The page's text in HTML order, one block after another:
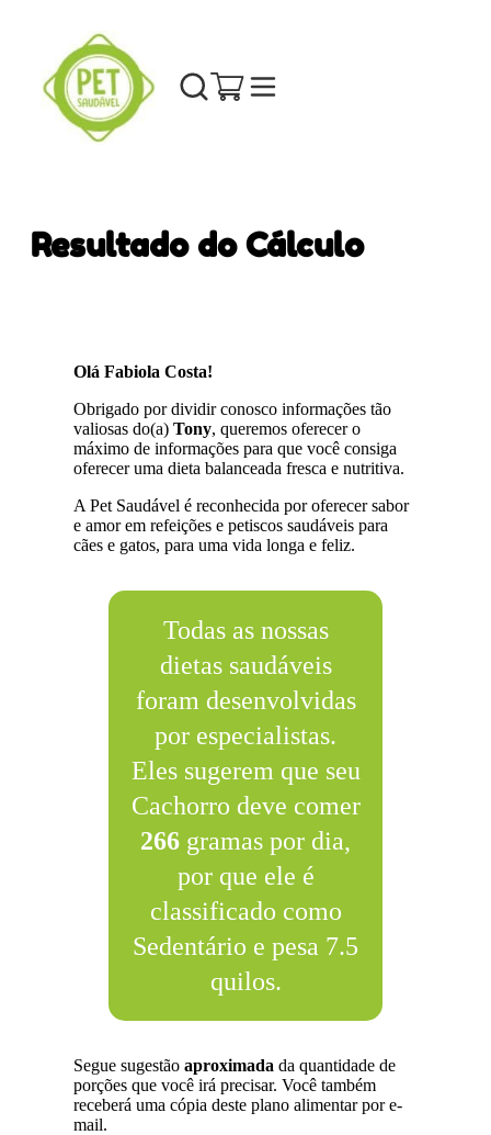
Resultado do Cálculo
Olá Fabiola Costa!
Obrigado por dividir conosco informações tão
valiosas do(a)Tony, queremos oferecer o
máximo de informações para que você consiga
oferecer uma dieta balanceada fresca e nutritiva.
A Pet Saudável é reconhecida por oferecer sabor
e amor em refeições e petiscos saudáveis para
cães e gatos, para uma vida longa e feliz.
Todas as nossas
dietas saudáveis
foram desenvolvidas
por especialistas.
Eles sugerem que seu
Cachorro deve comer
266 gramas por dia,
por que ele é
classificado como
Sedentário e pesa 7.5
quilos.
Segue sugestãoaproximada da quantidade de
porções que você irá precisar. Você também
receberá uma cópia deste plano alimentar por e-
mail.